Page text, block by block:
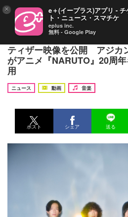
KANA-BOON、レコーディン
ティザー映像を公開 アジカ
がアニメ『NARUTO』20周
用
ニュース 動画
音楽
ポスト シェア 送る
× e＋(イープラス)アプリ - チ
ト・ニュース・スマチケ
eplus inc.
無料 - Google Play